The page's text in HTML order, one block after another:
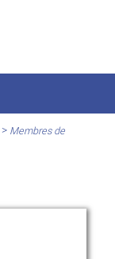
> Membres de